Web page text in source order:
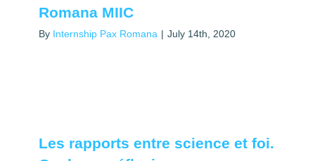
Romana MIIC
By Internship Pax Romana | July 14th, 2020
Les rapports entre science et foi.